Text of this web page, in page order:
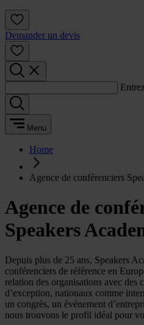
Demander un devis
Menu
Home
Agence de conférenciers
Agence de
Speakers
Depuis plus de 25 ans, Speakers
conférenciers de référence en
relation des organisations avec des
d’exception, nationaux comme
un congrès, un événement
nous trouvons le profil idéal pour